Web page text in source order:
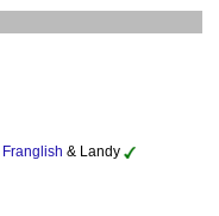
Franglish & Landy